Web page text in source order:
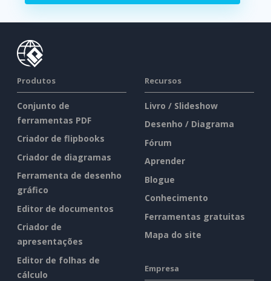
Produtos
Conjunto de
ferramentas PDF
Criador de flipbooks
Criador de diagramas
Ferramenta de desenho
gráfico
Editor de documentos
Criador de
apresentações
Editor de folhas de
cálculo
Recursos
Livro / Slideshow
Desenho / Diagrama
Fórum
Aprender
Blogue
Conhecimento
Ferramentas gratuitas
Mapa do site
Empresa